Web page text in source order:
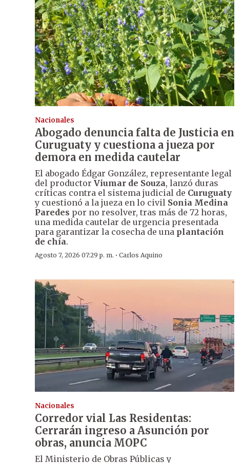
Nacionales
Abogado denuncia falta de Justicia en
Curuguaty y cuestiona a jueza por
demora en medida cautelar
El abogado Édgar González, representante legal
del productor Viumar de Souza, lanzó duras
críticas contra el sistema judicial de Curuguaty
y cuestionó a la jueza en lo civil Sonia Medina
Paredes por no resolver, tras más de 72 horas,
una medida cautelar de urgencia presentada
para garantizar la cosecha de una plantación
de chía.
Agosto 7, 2026 07:29 p. m. · Carlos Aquino
Nacionales
Corredor vial Las Residentas:
Cerrarán ingreso a Asunción por
obras, anuncia MOPC
El Ministerio de Obras Públicas y